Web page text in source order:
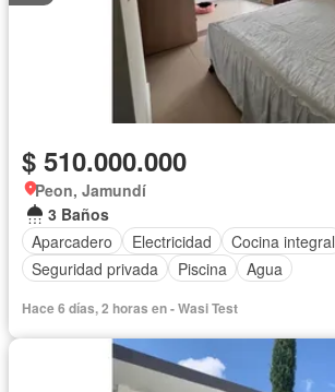
$ 510.000.000
Peon, Jamundí
3 Baños
Aparcadero
Electricidad Cocina integral
Seguridad privada
Piscina Agua
Hace 6 días, 2 horas en - Wasi Test